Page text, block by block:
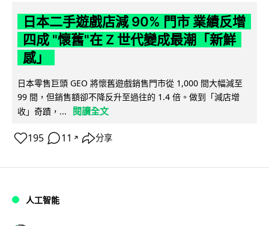
日本二手遊戲店減 90% 門市 業績反增
四成 "懷舊"在 Z 世代變成最潮「新鮮
感」
日本零售巨頭 GEO 將懷舊遊戲銷售門市從 1,000 間大幅減至
99 間，但銷售額卻不降反升至過往的 1.4 倍。做到「減店增
收」奇蹟，...
閱讀全文
195 11 ↗ 分享
人工智能